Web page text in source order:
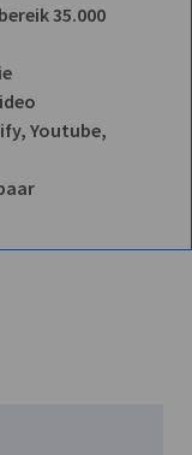
35.000
Youtube,